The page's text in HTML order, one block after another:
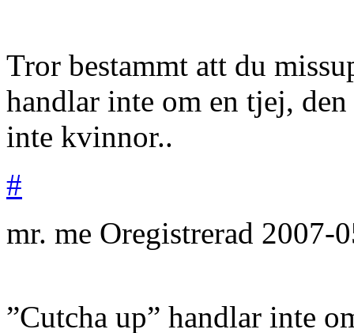
Tror bestammt att du
handlar inte om en tjej,
inte kvinnor..
#
mr. me Oregistrerad 2007-
”Cutcha up” handlar inte